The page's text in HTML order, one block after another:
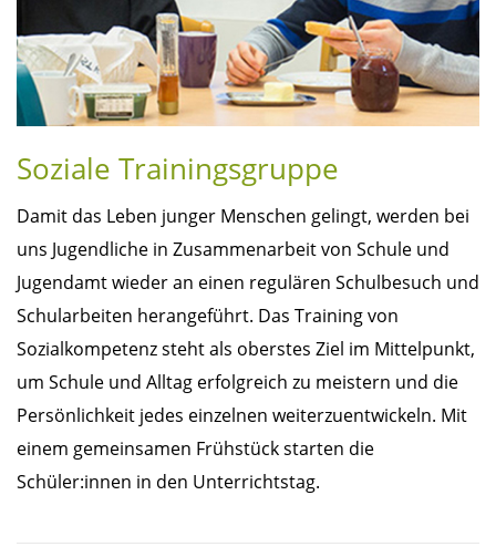
Soziale Trainingsgruppe
Damit das Leben junger Menschen gelingt, werden bei
uns Jugendliche in Zusammenarbeit von Schule und
Jugendamt wieder an einen regulären Schulbesuch und
Schularbeiten herangeführt. Das Training von
Sozialkompetenz steht als oberstes Ziel im Mittelpunkt,
um Schule und Alltag erfolgreich zu meistern und die
Persönlichkeit jedes einzelnen weiterzuentwickeln. Mit
einem gemeinsamen Frühstück starten die
Schüler:innen in den Unterrichtstag.